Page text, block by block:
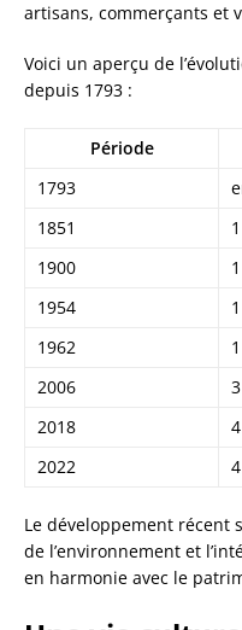
artisans, commerçants et
Voici un aperçu de
depuis 1793 :
Période
1793
1851
1900
1954
1962
2006
2018
2022
Le développement récent
de l’environnement et
en harmonie avec le